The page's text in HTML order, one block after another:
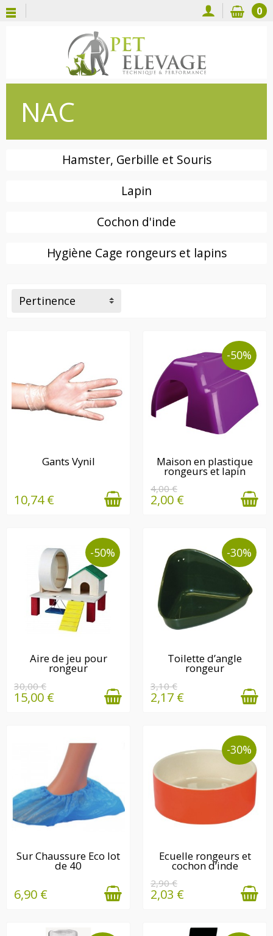
0
NAC
Hamster, Gerbille et Souris
Lapin
Cochon d'inde
Hygiène Cage rongeurs et lapins
Pertinence
EN STOCK
Gants Vynil
10,74 €
-50%
DERNIÈRE(S)
QUANTITÉ(S)
DISPONIBLE(S)
Maison en plastique
rongeurs et lapin
4,00 €
2,00 €
-50%
DERNIÈRE(S)
QUANTITÉ(S)
DISPONIBLE(S)
Aire de jeu pour
rongeur
30,00 €
15,00 €
-30%
DERNIÈRE(S)
QUANTITÉ(S)
DISPONIBLE(S)
Toilette d’angle
rongeur
3,10 €
2,17 €
EN STOCK
Sur Chaussure Eco lot
de 40
6,90 €
-30%
DERNIÈRE(S)
QUANTITÉ(S)
DISPONIBLE(S)
Ecuelle rongeurs et
cochon d’inde
2,90 €
2,03 €